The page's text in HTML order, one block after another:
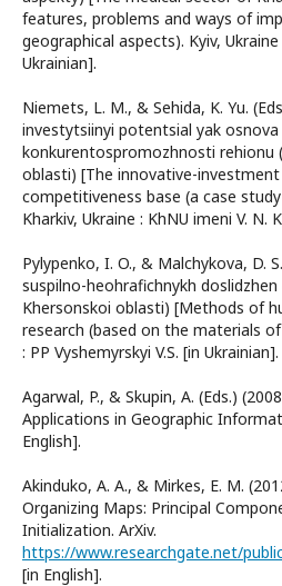
features, problems and ways of
geographical aspects). Kyiv,
Ukrainian].
Niemets, L. M., & Sehida, K. Yu.
investytsiinyi potentsial yak osnova
konkurentospromozhnosti rehionu
oblasti) [The innovative-
competitiveness base (a case
Kharkiv, Ukraine : KhNU imeni V. N.
Pylypenko, I. O., & Malchykova, D.
suspilno-heohrafichnykh
Khersonskoi oblasti) [Methods of
research (based on the materials
: PP Vyshemyrskyi V.S. [in Ukrainian].
Agarwal, P., & Skupin, A. (Eds.)
Applications in Geographic
English].
Akinduko, A. A., & Mirkes, E. M.
Organizing Maps: Principal
Initialization. ArXiv.
[in English].